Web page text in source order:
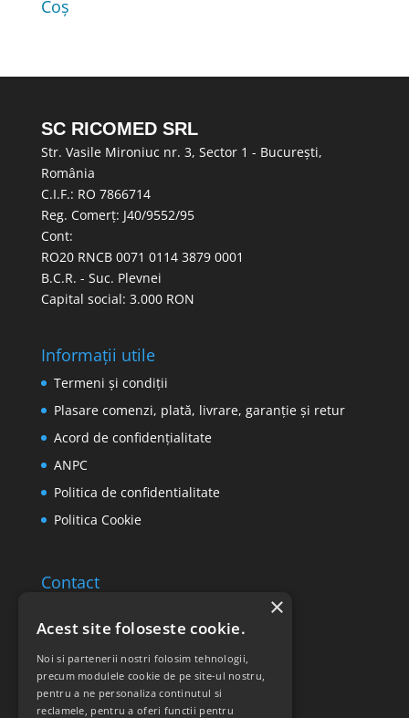
Coș
SC RICOMED SRL
Str. Vasile Mironiuc nr. 3, Sector 1 - București,
România
C.I.F.: RO 7866714
Reg. Comerț: J40/9552/95
Cont:
RO20 RNCB 0071 0114 3879 0001
B.C.R. - Suc. Plevnei
Capital social: 3.000 RON
Informații utile
Termeni și condiții
Plasare comenzi, plată, livrare, garanție și retur
Acord de confidențialitate
ANPC
Politica de confidentialitate
Politica Cookie
Contact
Retur produse
Acest site foloseste cookie.
Noi si partenerii nostri folosim tehnologii,
precum modulele cookie de pe site-ul nostru,
pentru a ne personaliza continutul si
reclamele, pentru a oferi functii pentru
×